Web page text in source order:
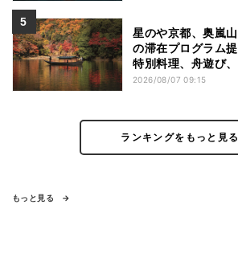
星のや京都、奥嵐
の滞在プログラム
特別料理、舟遊び
こなう深呼吸など
2026/08/07 09:15
ランキングをもっと見る
もっと見る